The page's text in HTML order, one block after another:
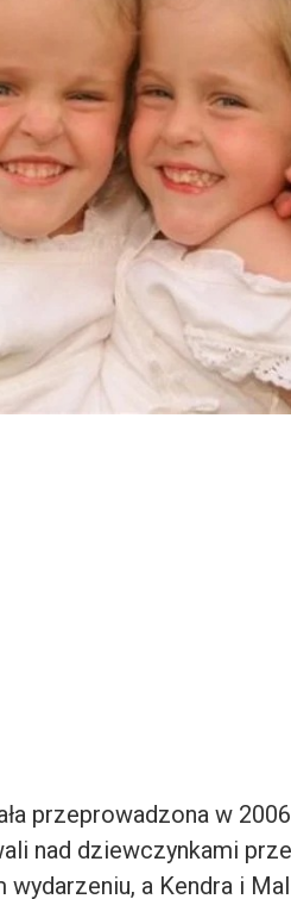
przeprowadzona w
nad dziewczynkami
a Kendra i